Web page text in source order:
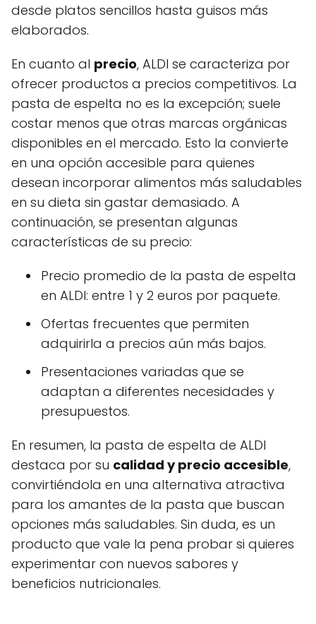
desde platos sencillos hasta guisos más
elaborados.
En cuanto al precio, ALDI se caracteriza por
ofrecer productos a precios competitivos. La
pasta de espelta no es la excepción; suele
costar menos que otras marcas orgánicas
disponibles en el mercado. Esto la convierte
en una opción accesible para quienes
desean incorporar alimentos más saludables
en su dieta sin gastar demasiado. A
continuación, se presentan algunas
características de su precio:
Precio promedio de la pasta de espelta
en ALDI: entre 1 y 2 euros por paquete.
Ofertas frecuentes que permiten
adquirirla a precios aún más bajos.
Presentaciones variadas que se
adaptan a diferentes necesidades y
presupuestos.
En resumen, la pasta de espelta de ALDI
destaca por su calidad y precio accesible,
convirtiéndola en una alternativa atractiva
para los amantes de la pasta que buscan
opciones más saludables. Sin duda, es un
producto que vale la pena probar si quieres
experimentar con nuevos sabores y
beneficios nutricionales.